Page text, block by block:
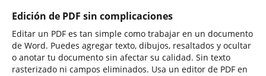
Edición de PDF sin complicaciones
Editar un PDF es tan simple como trabajar en un documento
de Word. Puedes agregar texto, dibujos, resaltados y ocultar
o anotar tu documento sin afectar su calidad. Sin texto
rasterizado ni campos eliminados. Usa un editor de PDF en